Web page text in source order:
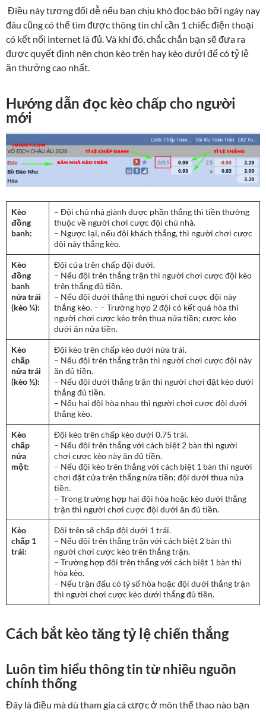
Điều này tương đối dễ nếu bạn chịu khó đọc báo bỡi ngày nay
đâu cũng có thể tìm được thông tin chỉ cần 1 chiếc điện thoại
có kết nối internet là đủ. Và khi đó, chắc chắn bạn sẽ đưa ra
được quyết định nên chọn kèo trên hay kèo dưới để có tỷ lệ
ăn thưởng cao nhất.
Hướng dẫn đọc kèo chấp cho người
mới
Kèo
đồng
banh:
– Đội chủ nhà giành được phần thắng thì tiền thưởng
thuộc về người chơi cược đội chủ nhà.
– Ngược lại, nếu đội khách thắng, thì người chơi cược
đội này thắng kèo.
Kèo
đồng
banh
nửa trái
(kèo ¼):
Đội cửa trên chấp đội dưới.
– Nếu đội trên thắng trận thì người chơi cược đội kèo
trên thắng đủ tiền.
– Nếu đội dưới thắng thì người chơi cược đội này
thắng kèo. – – Trường hợp 2 đội có kết quả hòa thì
người chơi cược kèo trên thua nửa tiền; cược kèo
dưới ăn nửa tiền.
Kèo
chấp
nửa trái
(kèo ½):
Đội kèo trên chấp kèo dưới nửa trái.
– Nếu đội trên thắng trận thì người chơi cược đội này
ăn đủ tiền.
– Nếu đội dưới thắng trận thì người chơi đặt kèo dưới
thắng đủ tiền.
– Nếu hai đội hòa nhau thì người chơi cược đội dưới
thắng kèo.
Kèo
chấp
nửa
một:
Đội kèo trên chấp kèo dưới 0.75 trái.
– Nếu đội trên thắng với cách biệt 2 bàn thì người
chơi cược kèo này ăn đủ tiền.
– Nếu đội kèo trên thắng với cách biệt 1 bàn thì người
chơi đặt cửa trên thắng nửa tiền; đội dưới thua nửa
tiền.
– Trong trường hợp hai đội hòa hoặc kèo dưới thắng
trận thì người chơi cược đội dưới ăn đủ tiền.
Kèo
chấp 1
trái:
Đội trên sẽ chấp đội dưới 1 trái.
– Nếu đội trên thắng trận với cách biệt 2 bàn thì
người chơi cược kèo trên thắng trận.
– Trường hợp đội trên thắng với cách biệt 1 bàn thì
hòa kèo.
– Nếu trận đấu có tỷ số hòa hoặc đội dưới thắng trận
thì người chơi cược kèo dưới thắng đủ tiền.
Cách bắt kèo tăng tỷ lệ chiến thắng
Luôn tìm hiểu thông tin từ nhiều nguồn
chính thống
Đây là điều mà dù tham gia cá cược ở môn thể thao nào bạn